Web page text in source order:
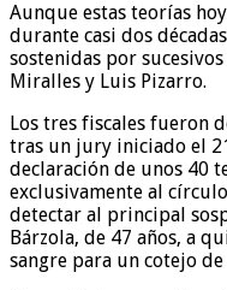
Aunque estas teorías
durante casi dos
sostenidas por sucesivos
Miralles y Luis Pizarro.
Los tres fiscales fueron
tras un jury iniciado el
declaración de unos 40
exclusivamente al
detectar al principal
Bárzola, de 47 años, a
sangre para un cotejo de